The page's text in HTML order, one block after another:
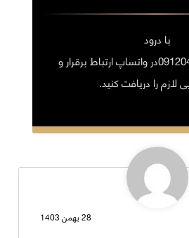
با درود
با شماره 09120432560در واتساپ ارتباط برقرار و
لازم را دریافت کنید.
28 بهمن 1403